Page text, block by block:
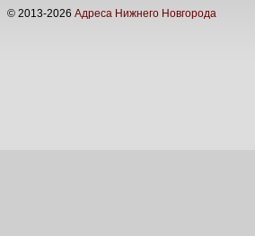
© 2013-2026 Адреса Нижнего Новгорода